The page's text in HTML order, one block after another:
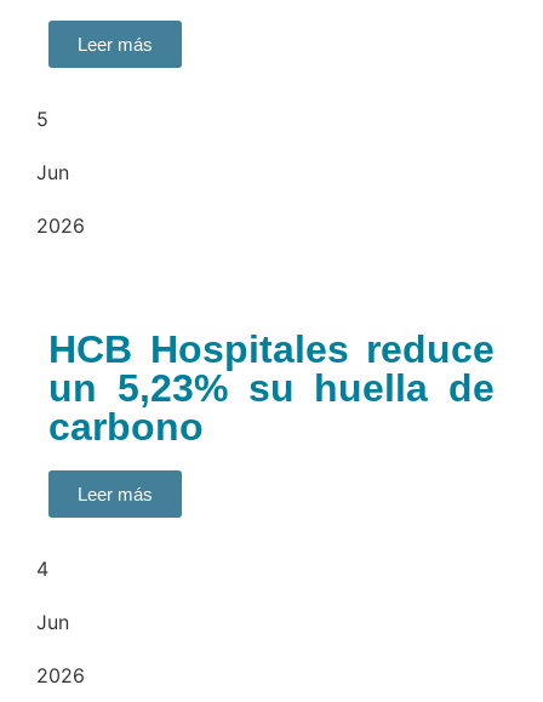
Leer más
5
Jun
2026
HCB Hospitales reduce
un 5,23% su huella de
carbono
Leer más
4
Jun
2026